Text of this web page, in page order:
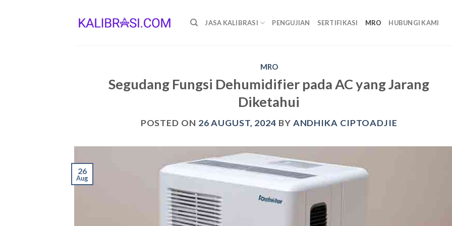
JASA KALIBRASI PENGUJIAN SERTIFIKASI MRO HUBUNGI KAMI
MRO
Segudang Fungsi Dehumidifier pada AC yang Jarang
Diketahui
POSTED ON 26 AUGUST, 2024 BY ANDHIKA CIPTOADJIE
26
Aug